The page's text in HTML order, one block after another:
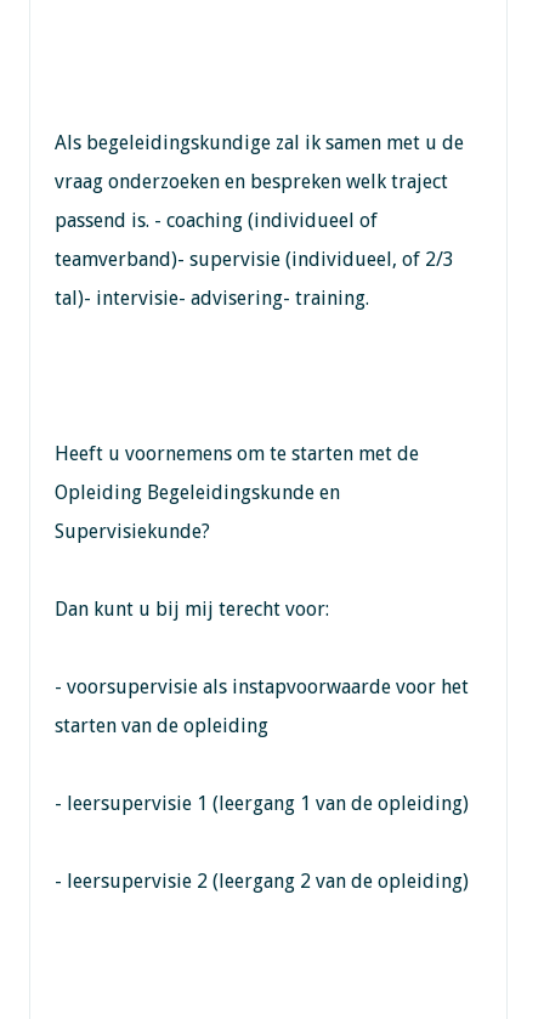
Als begeleidingskundige zal ik samen met u de
vraag onderzoeken en bespreken welk traject
passend is. - coaching (individueel of
teamverband)- supervisie (individueel, of 2/3
tal)- intervisie- advisering- training.
Heeft u voornemens om te starten met de
Opleiding Begeleidingskunde en
Supervisiekunde?
Dan kunt u bij mij terecht voor:
- voorsupervisie als instapvoorwaarde voor het
starten van de opleiding
- leersupervisie 1 (leergang 1 van de opleiding)
- leersupervisie 2 (leergang 2 van de opleiding)